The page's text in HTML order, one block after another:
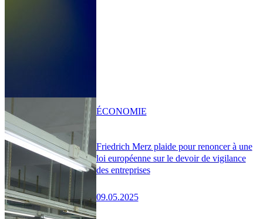
Friedrich Merz plaide pour renoncer à une
loi européenne sur le devoir de vigilance
des entreprises
09.05.2025
ÉCONOMIE